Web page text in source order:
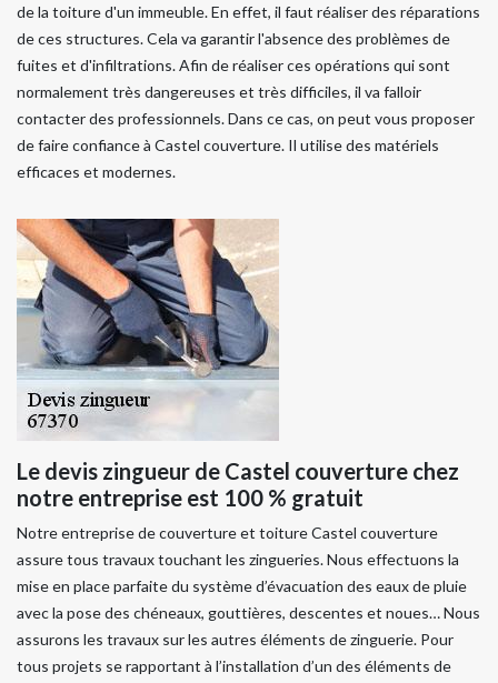
de la toiture d'un immeuble. En effet, il faut réaliser des réparations
de ces structures. Cela va garantir l'absence des problèmes de
fuites et d'infiltrations. Afin de réaliser ces opérations qui sont
normalement très dangereuses et très difficiles, il va falloir
contacter des professionnels. Dans ce cas, on peut vous proposer
de faire confiance à Castel couverture. Il utilise des matériels
efficaces et modernes.
Le devis zingueur de Castel couverture chez
notre entreprise est 100 % gratuit
Notre entreprise de couverture et toiture Castel couverture
assure tous travaux touchant les zingueries. Nous effectuons la
mise en place parfaite du système d’évacuation des eaux de pluie
avec la pose des chéneaux, gouttières, descentes et noues… Nous
assurons les travaux sur les autres éléments de zinguerie. Pour
tous projets se rapportant à l’installation d’un des éléments de